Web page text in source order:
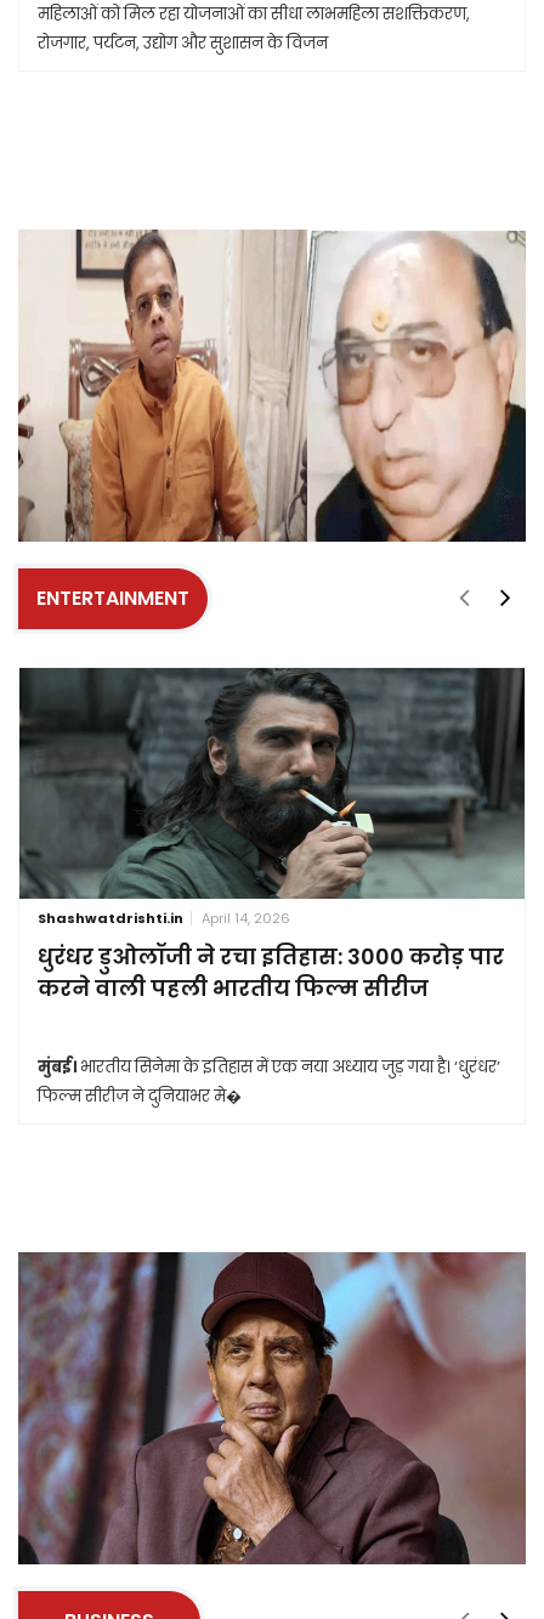
महिलाओं को मिल रहा योजनाओं का सीधा लाभमहिला सशक्तिकरण,
रोजगार, पर्यटन, उद्योग और सुशासन के विजन
ENTERTAINMENT
Shashwatdrishti.in April 14, 2026
धुरंधर डुओलॉजी ने रचा इतिहास: 3000 करोड़ पार
करने वाली पहली भारतीय फिल्म सीरीज
मुंबई। भारतीय सिनेमा के इतिहास में एक नया अध्याय जुड़ गया है। ‘धुरंधर’
फिल्म सीरीज ने दुनियाभर मे�